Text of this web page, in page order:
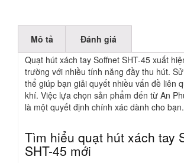
Mô tả
Đánh giá
Quạt hút xách tay Soffnet SHT-45 xuất
trường với nhiều tính năng đầy thu hút.
thể giúp bạn giải quyết nhiều vấn đề liên
khí. Việc lựa chọn sản phẩm đến từ An
là một quyết định chính xác dành cho bạn.
Tìm hiểu quạt hút xách tay
SHT-45 mới